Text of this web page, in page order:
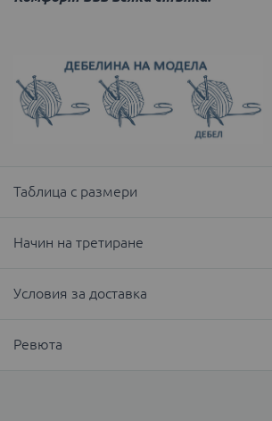
Таблица с размери
Начин на третиране
Условия за доставка
Ревюта